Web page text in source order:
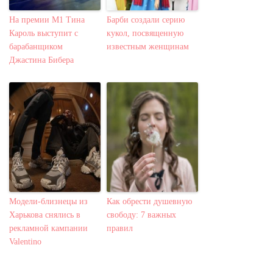
На премии М1 Тина
Кароль выступит с
барабанщиком
Джастина Бибера
Барби создали серию
кукол, посвященную
известным женщинам
Модели-близнецы из
Харькова снялись в
рекламной кампании
Valentino
Как обрести душевную
свободу: 7 важных
правил